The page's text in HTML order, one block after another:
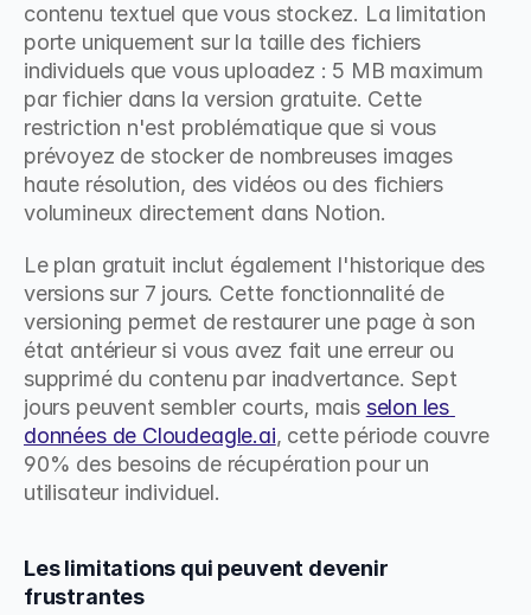
contenu textuel que vous stockez. La limitation
porte uniquement sur la taille des fichiers
individuels que vous uploadez : 5 MB maximum
par fichier dans la version gratuite. Cette
restriction n'est problématique que si vous
prévoyez de stocker de nombreuses images
haute résolution, des vidéos ou des fichiers
volumineux directement dans Notion.
Le plan gratuit inclut également l'historique des
versions sur 7 jours. Cette fonctionnalité de
versioning permet de restaurer une page à son
état antérieur si vous avez fait une erreur ou
supprimé du contenu par inadvertance. Sept
jours peuvent sembler courts, mais selon les
données de Cloudeagle.ai, cette période couvre
90% des besoins de récupération pour un
utilisateur individuel.
Les limitations qui peuvent devenir
frustrantes